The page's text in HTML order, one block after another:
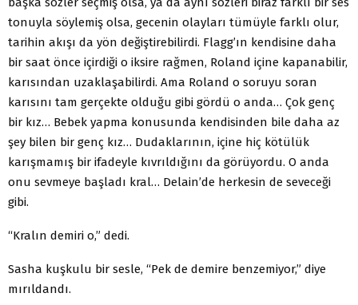
tonuyla söylemiş olsa, gecenin olayları tümüyle farklı olur,
tarihin akışı da yön değiştirebilirdi. Flagg’ın kendisine daha
bir saat önce içirdiği o iksire rağmen, Roland içine kapanabilir,
karısından uzaklaşabilirdi. Ama Roland o soruyu soran
karısını tam gerçekte olduğu gibi gördü o anda… Çok genç
bir kız… Bebek yapma konusunda kendisinden bile daha az
şey bilen bir genç kız… Dudaklarının, içine hiç kötülük
karışmamış bir ifadeyle kıvrıldığını da görüyordu. O anda
onu sevmeye başladı kral… Delain’de herkesin de seveceği
gibi.
“Kralın demiri o,” dedi.
Sasha kuşkulu bir sesle, “Pek de demire benzemiyor,” diye
mırıldandı.